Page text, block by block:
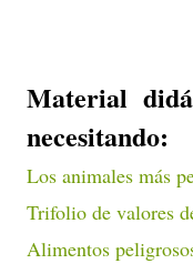
Material
necesitando:
Los animales más
Trifolio de valores
Alimentos